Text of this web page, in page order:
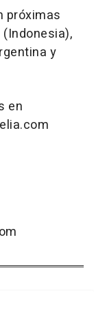
próximas
y
en